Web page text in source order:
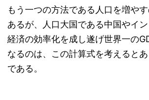
もう一つの方法である人口を増や
あるが、人口大国である中国やイン
経済の効率化を成し遂げ世界一の
なるのは、この計算式を考えると
である。